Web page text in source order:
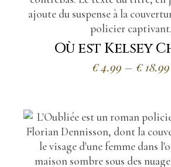
Où est Kelsey
€4.99 – € 18.99
Plage
de
€18.99